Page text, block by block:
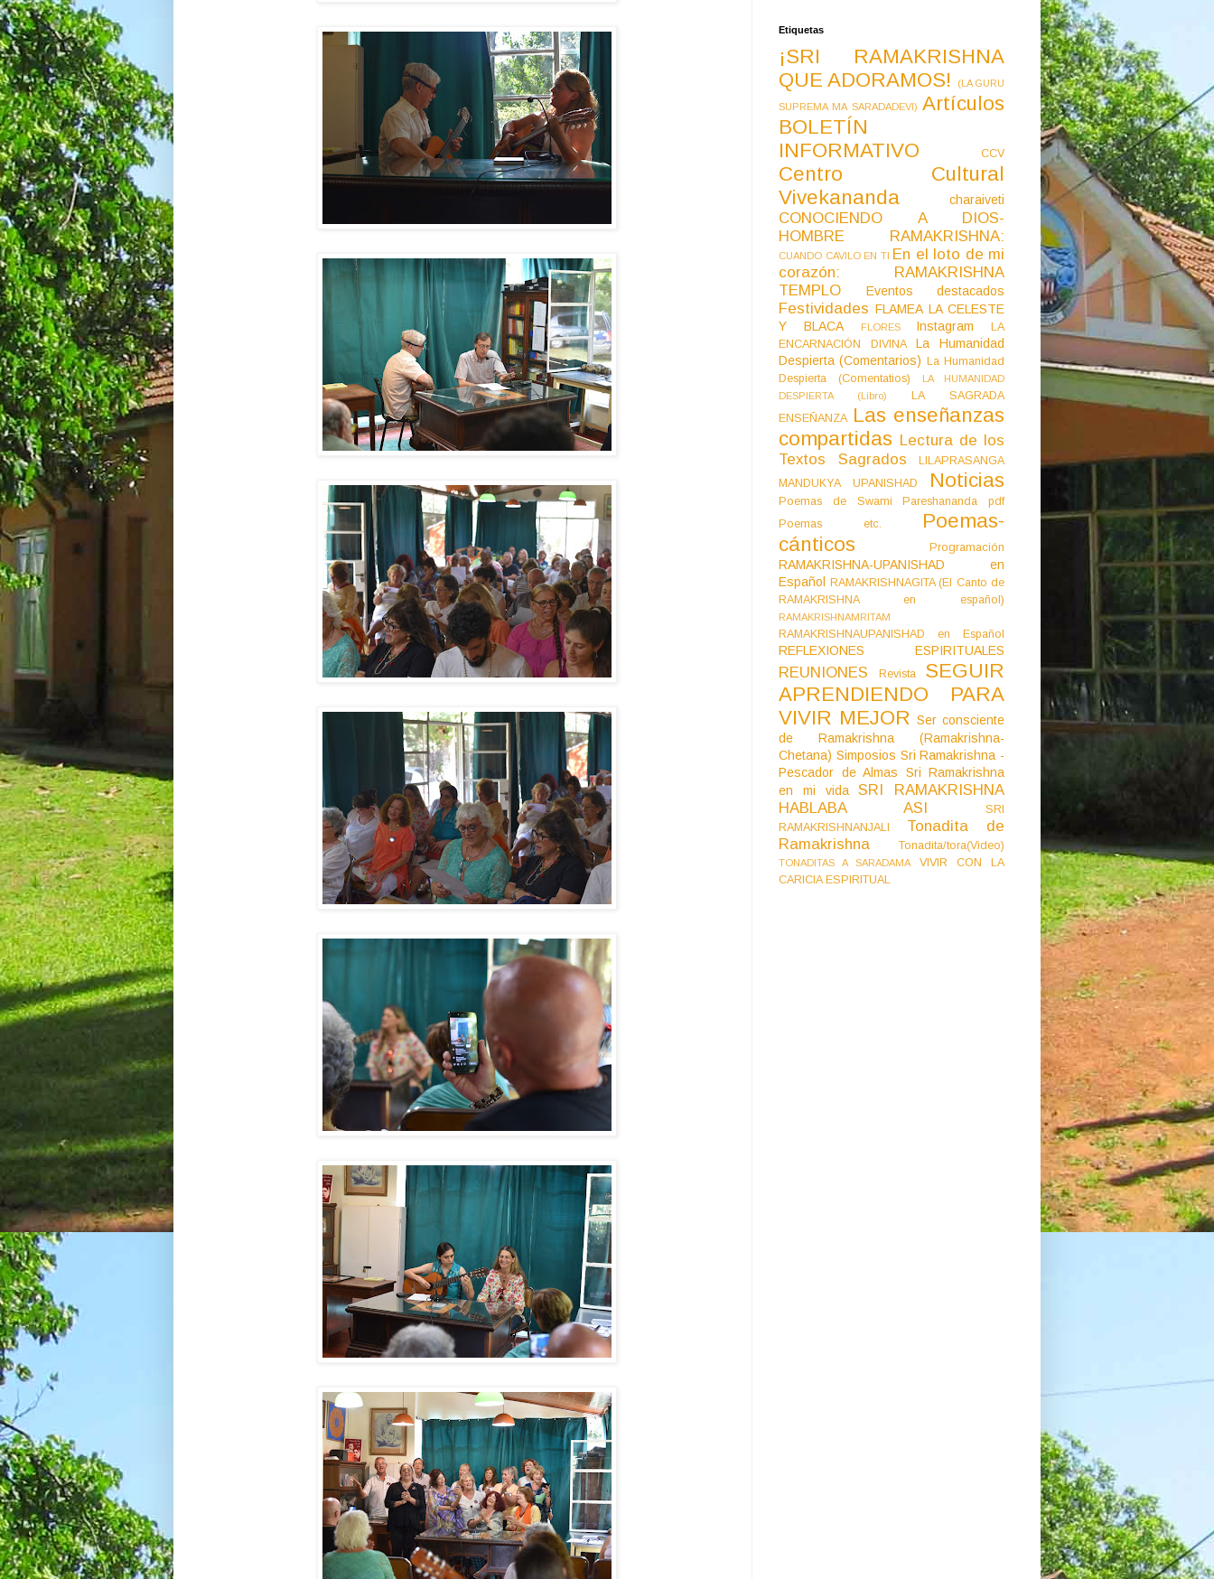
Etiquetas
¡SRI RAMAKRISHNA
QUE ADORAMOS!
(LA GURU
SUPREMA MA SARADADEVI) Artículos
BOLETÍN
INFORMATIVO
CCV
Centro Cultural
Vivekananda
charaiveti
CONOCIENDO A DIOS-
HOMBRE RAMAKRISHNA:
CUANDO CAVILO EN TI En el loto de mi
corazón: RAMAKRISHNA
TEMPLO
Eventos destacados
Festividades FLAMEA LA CELESTE
Y BLACA
FLORES Instagram
LA
ENCARNACIÓN DIVINA
La Humanidad
Despierta (Comentarios)
La Humanidad
Despierta (Comentatios)
LA HUMANIDAD
DESPIERTA (Libro)
LA SAGRADA
ENSEÑANZA Las enseñanzas
compartidas Lectura de los
Textos Sagrados
LILAPRASANGA
MANDUKYA UPANISHAD
Noticias
Poemas de Swami Pareshananda pdf
Poemas etc.
Poemas-
cánticos
Programación
RAMAKRISHNA-UPANISHAD en
Español
RAMAKRISHNAGITA (El Canto de
RAMAKRISHNA en español)
RAMAKRISHNAMRITAM
RAMAKRISHNAUPANISHAD en Español
REFLEXIONES ESPIRITUALES
REUNIONES Revista
SEGUIR
APRENDIENDO PARA
VIVIR MEJOR Ser consciente
de Ramakrishna (Ramakrishna-
Chetana) Simposios Sri Ramakrishna -
Pescador de Almas
Sri Ramakrishna
en mi vida
SRI RAMAKRISHNA
HABLABA ASI
SRI
RAMAKRISHNANJALI
Tonadita de
Ramakrishna
Tonadita/tora(Video)
TONADITAS A SARADAMA
VIVIR CON LA
CARICIA ESPIRITUAL